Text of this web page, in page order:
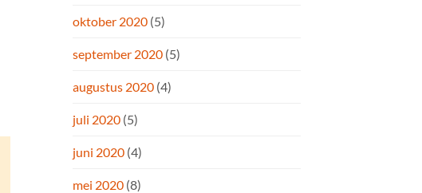
oktober 2020 (5)
september 2020 (5)
augustus 2020 (4)
juli 2020 (5)
juni 2020 (4)
mei 2020 (8)